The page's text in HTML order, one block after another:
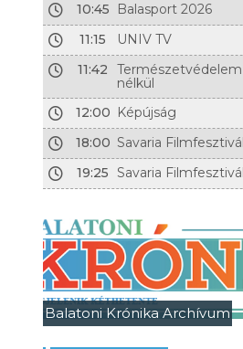
10:45
Balasport 2026
11:15
UNIV TV
11:42
nélkül
12:00 Képújság
18:00 Savaria Filmfesztivál
19:25 Savaria Filmfesztivál
Balatoni Krónika Archívum